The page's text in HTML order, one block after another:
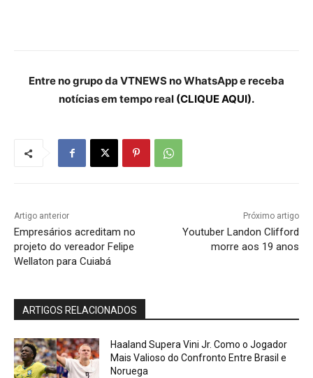
Entre no grupo da VTNEWS no WhatsApp e receba
notícias em tempo real (CLIQUE AQUI).
Artigo anterior
Empresários acreditam no
projeto do vereador Felipe
Wellaton para Cuiabá
Próximo artigo
Youtuber Landon Clifford
morre aos 19 anos
ARTIGOS RELACIONADOS
Haaland Supera Vini Jr. Como o Jogador
Mais Valioso do Confronto Entre Brasil e
Noruega